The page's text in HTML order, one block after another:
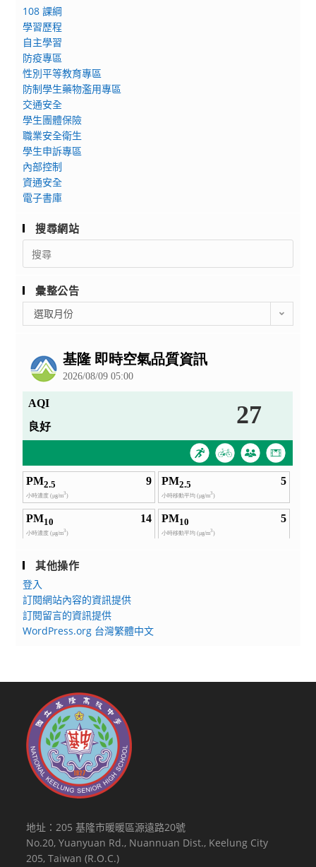
108 課綱
學習歷程
自主學習
防疫專區
性別平等教育專區
防制學生藥物濫用專區
交通安全
學生團體保險
職業安全衛生
學生申訴專區
內部控制
資通安全
電子書庫
搜尋網站
Search
for:
彙整公告
整
選取月份
其他操作
登入
訂閱網站內容的資訊提供
訂閱留言的資訊提供
WordPress.org 台灣繁體中文
地址：205 基隆市暖暖區源遠路20號
No.20, Yuanyuan Rd., Nuannuan Dist., Keelung City
205, Taiwan (R.O.C.)